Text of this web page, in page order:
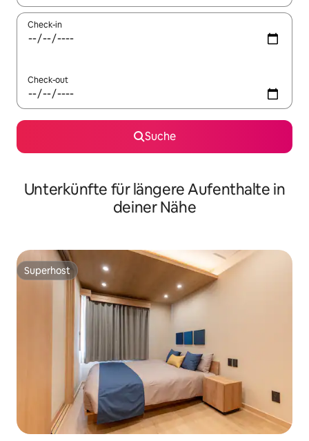
Check-in
Check-out
Suche
Unterkünfte für längere Aufenthalte in
deiner Nähe
Superhost
Superhost